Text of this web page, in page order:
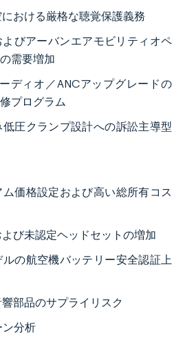
における厳格な聴覚保護義務
よびアーバンエアモビリティオペ
需要増加
ディオ／ANCアップグレードの
プログラム
低圧クランプ設計への訴訟主導型
ム価格設定および高い総所有コス
よび未認定ヘッドセットの増加
ルの航空機バッテリー安全認証上
響部品のサプライリスク
ン分析